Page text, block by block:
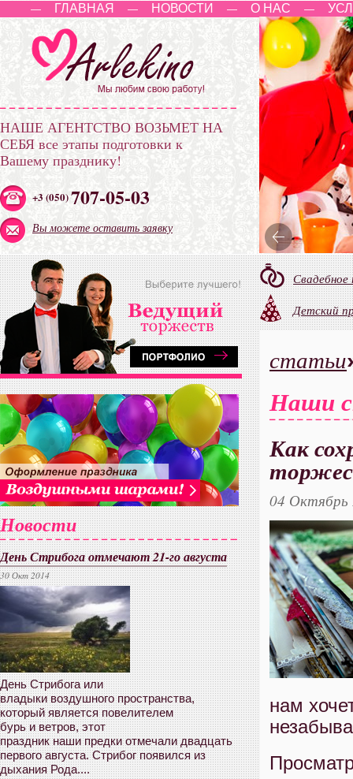
— ГЛАВНАЯ — НОВОСТИ — О НАС —
НАШЕ АГЕНТСТВО ВОЗЬМЕТ НА
СЕБЯ все этапы подготовки к
Вашему празднику!
+3 (050)707-05-03
Вы можете оставить заявку
Детский
статьи
Наши
Как
04 Октябрь
нам
Новости
День Стрибога отмечают 21-го августа
30 Окт 2014
День Стрибога или
владыки воздушного пространства,
который является повелителем
бурь и ветров, этот
праздник наши предки отмечали двадцать
первого августа. Стрибог появился из
дыхания Рода....